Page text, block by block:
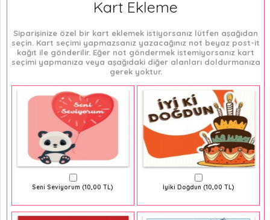
Kart Ekleme
Siparişinize özel bir kart eklemek istiyorsanız lütfen aşağıdan
seçin. Kart seçimi yapmazsanız yazacağınız not beyaz post-it
kağıt ile gönderilir. Eğer not göndermek istemiyorsanız kart
seçimi yapmanıza veya aşağıdaki diğer alanları doldurmanıza
gerek yoktur.
Seni Seviyorum (10,00 TL) İyiki Doğdun (10,00 TL)